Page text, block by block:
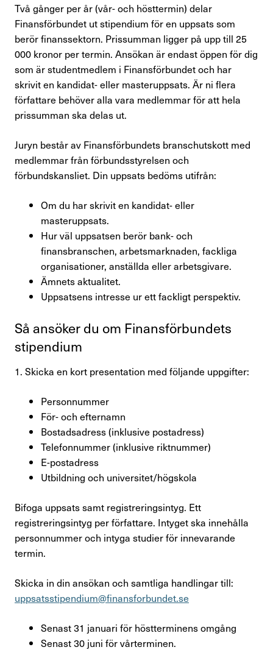
Råd & stöd
Om Finansförbundet
Press & opinion
Kontakta oss
Logga in
Två gånger per år (vår- och hösttermin) delar
Finansförbundet ut stipendium för en uppsats som
berör finanssektorn. Prissumman ligger på upp till 25
000 kronor per termin. Ansökan är endast öppen för dig
som är studentmedlem i Finansförbundet och har
skrivit en kandidat- eller masteruppsats. Är ni flera
författare behöver alla vara medlemmar för att hela
prissumman ska delas ut.
Juryn består av Finansförbundets branschutskott med
medlemmar från förbundsstyrelsen och
förbundskansliet. Din uppsats bedöms utifrån:
Om du har skrivit en kandidat- eller
masteruppsats.
Hur väl uppsatsen berör bank- och
finansbranschen, arbetsmarknaden, fackliga
organisationer, anställda eller arbetsgivare.
Ämnets aktualitet.
Uppsatsens intresse ur ett fackligt perspektiv.
Så ansöker du om Finans­för­bun­dets
stipen­dium
1. Skicka en kort presentation med följande uppgifter:
Personnummer
För- och efternamn
Bostadsadress (inklusive postadress)
Telefonnummer (inklusive riktnummer)
E-postadress
Utbildning och universitet/högskola
Bifoga uppsats samt registreringsintyg. Ett
registreringsintyg per författare. Intyget ska innehålla
personnummer och intyga studier för innevarande
termin.
Skicka in din ansökan och samtliga handlingar till:
uppsatsstipendium@finansforbundet.se
Senast 31 januari för höstterminens omgång
Senast 30 juni för vårterminen.